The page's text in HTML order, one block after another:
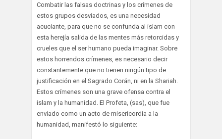
Combatir las falsas doctrinas y los crímenes de
estos grupos desviados, es una necesidad
acuciante, para que no se confunda al islam con
esta herejía salida de las mentes más retorcidas y
crueles que el ser humano pueda imaginar. Sobre
estos horrendos crímenes, es necesario decir
constantemente que no tienen ningún tipo de
justificación en el Sagrado Corán, ni en la Shariah.
Estos crímenes son una grave ofensa contra el
islam y la humanidad. El Profeta, (sas), que fue
enviado como un acto de misericordia a la
humanidad, manifestó lo siguiente: